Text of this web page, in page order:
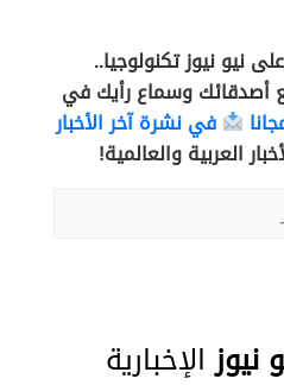
نيو نيوز تكنولوجيا..
أصدقائك وسماع رأيك في
في نشرة آخر الأخبار
العربية والعالمية!
نيوزالإخبارية